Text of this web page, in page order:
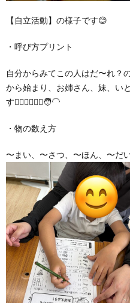
【自立活動】の様子です😊
・呼び方プリント
自分からみてこの人はだ〜れ？
から始まり、お姉さん、妹、い
す🧔‍♀️👱‍♂️👱‍♀️🧑‍🦲
・物の数え方
〜まい、〜さつ、〜ほん、〜だ